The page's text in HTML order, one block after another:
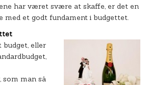
har været svære at skaffe, er det en
med et godt fundament i budgettet.
budget, eller
som man så